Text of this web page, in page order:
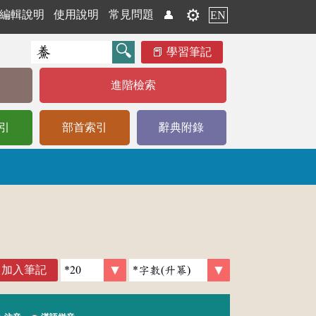
編輯說明 使用說明 常見問題 👤 ⚙️ EN
學習筆記
進階檢索
部首索引 辭典附錄
加入筆記